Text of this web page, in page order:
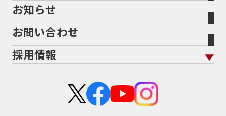
地域から探す
メーカー別買取相場・
ヤマハ
ホンダ
スズキ
ハーレーダビッドソン
トライアンフ
アプリリア
KTM
モトグッツイ
MVアグスタ
バイク保険無料見積り（他社でご加入の方）
盗難保険
福島
茨城
栃木
兵庫
会社概要
沿革
二輪公正取引協議会加盟店
お知らせ
お問い合わせ
採用情報
中途採用・アルバイト